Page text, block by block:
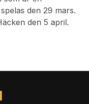
den 29 mars.
den 5 april.